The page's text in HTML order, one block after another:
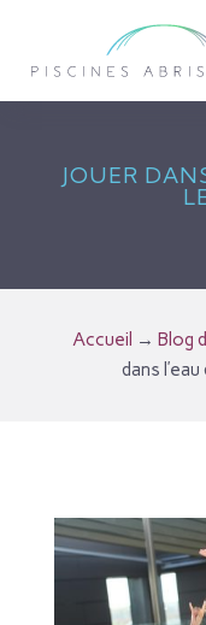
JOUER
Accueil →Blog
dans